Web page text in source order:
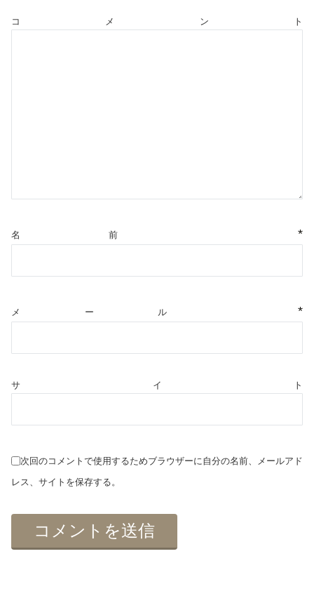
コメント
名前 *
メール *
サイト
次回のコメントで使用するためブラウザーに自分の名前、メールアド
レス、サイトを保存する。